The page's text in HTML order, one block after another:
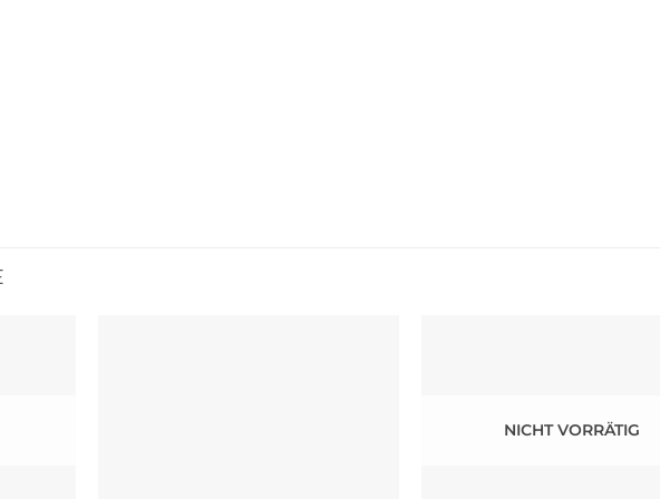
NICHT VORRÄTIG